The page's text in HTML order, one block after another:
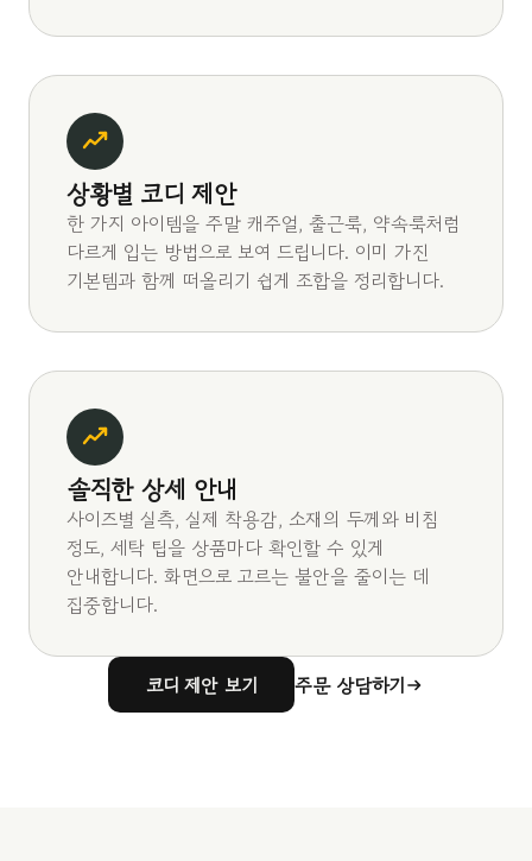
상황별 코디 제안
한 가지 아이템을 주말 캐주얼, 출근룩, 약속룩처럼
다르게 입는 방법으로 보여 드립니다. 이미 가진
기본템과 함께 떠올리기 쉽게 조합을 정리합니다.
솔직한 상세 안내
사이즈별 실측, 실제 착용감, 소재의 두께와 비침
정도, 세탁 팁을 상품마다 확인할 수 있게
안내합니다. 화면으로 고르는 불안을 줄이는 데
집중합니다.
코디 제안 보기 주문 상담하기